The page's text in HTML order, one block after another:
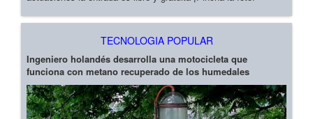
TECNOLOGIA POPULAR
Ingeniero holandés desarrolla una motocicleta que
funciona con metano recuperado de los humedales